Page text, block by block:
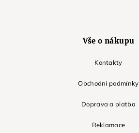
Vše o nákupu
Kontakty
Obchodní podmínky
Doprava a platba
Reklamace